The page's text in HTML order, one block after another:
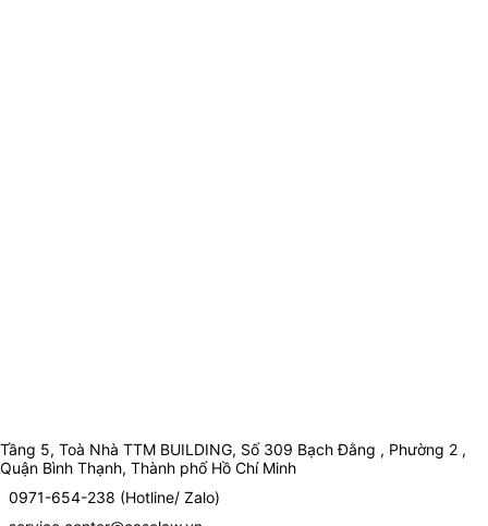
Tầng 5, Toà Nhà TTM BUILDING, Số 309 Bạch Đằng , Phường 2 ,
Quận Bình Thạnh, Thành phố Hồ Chí Minh
0971-654-238 (Hotline/ Zalo)